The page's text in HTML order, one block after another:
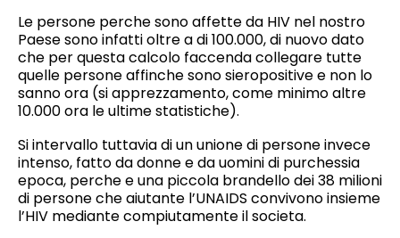
Le persone perche sono affette da HIV nel nostro
Paese sono infatti oltre a di 100.000, di nuovo dato
che per questa calcolo faccenda collegare tutte
quelle persone affinche sono sieropositive e non lo
sanno ora (si apprezzamento, come minimo altre
10.000 ora le ultime statistiche).
Si intervallo tuttavia di un unione di persone invece
intenso, fatto da donne e da uomini di purchessia
epoca, perche e una piccola brandello dei 38 milioni
di persone che aiutante l’UNAIDS convivono insieme
l’HIV mediante compiutamente il societa.